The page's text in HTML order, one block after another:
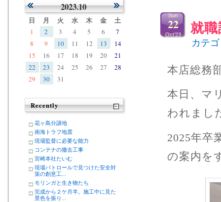
就
Sun
22
Oct’23
カテ
本店総務
本日、マ
われまし
2025年卒
の案内を
2023.10
日 月 火 水 木 金 土
1 2 3 4 5 6
7
8
9 10 11 12 13
14
15
16 17 18 19 20
21
22
23 24 25 26 27
28
29
30 31
Recently
花ヶ島分譲地
南海トラフ地震
現場監督に必要な能力
コンテナの撤去工事
宮崎本社たいむ
現場パトロールで見つけた安全対
策の創意工...
モリンガと生き物たち
完成から２ケ月半。施工中に見た
景色を振り...